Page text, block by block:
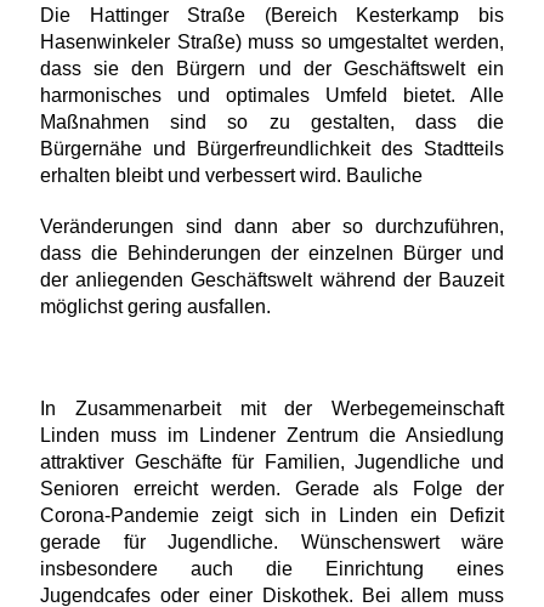
Die Hattinger Straße (Bereich Kesterkamp bis
Hasenwinkeler Straße) muss so umgestaltet werden,
dass sie den Bürgern und der Geschäftswelt ein
harmonisches und optimales Umfeld bietet. Alle
Maßnahmen sind so zu gestalten, dass die
Bürgernähe und Bürgerfreundlichkeit des Stadtteils
erhalten bleibt und verbessert wird. Bauliche
Veränderungen sind dann aber so durchzuführen,
dass die Behinderungen der einzelnen Bürger und
der anliegenden Geschäftswelt während der Bauzeit
möglichst gering ausfallen.
In Zusammenarbeit mit der Werbegemeinschaft
Linden muss im Lindener Zentrum die Ansiedlung
attraktiver Geschäfte für Familien, Jugendliche und
Senioren erreicht werden. Gerade als Folge der
Corona-Pandemie zeigt sich in Linden ein Defizit
gerade für Jugendliche. Wünschenswert wäre
insbesondere auch die Einrichtung eines
Jugendcafes oder einer Diskothek. Bei allem muss